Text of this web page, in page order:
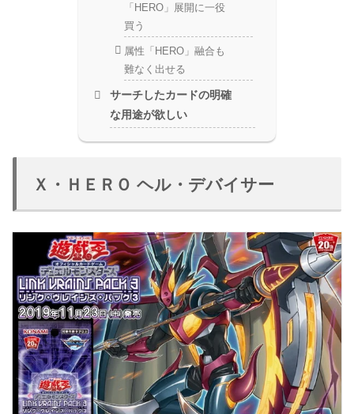
「HERO」展開に一役
買う
属性「HERO」融合も
難なく出せる
サーチしたカードの明確
な用途が欲しい
Ｘ・ＨＥＲＯ ヘル・デバイサー